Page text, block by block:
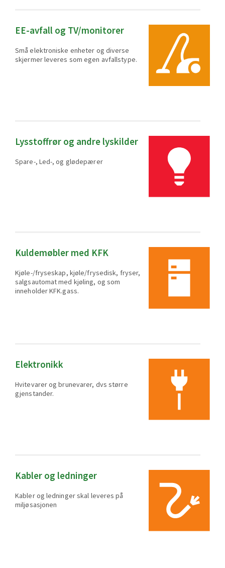
EE-avfall og TV/monitorer
Små elektroniske enheter og diverse
skjermer leveres som egen avfallstype.
Lysstoffrør og andre lyskilder
Spare-, Led-, og glødepærer
Kuldemøbler med KFK
Kjøle-/fryseskap, kjøle/frysedisk, fryser,
salgsautomat med kjøling, og som
inneholder KFK.gass.
Elektronikk
Hvitevarer og brunevarer, dvs større
gjenstander.
Kabler og ledninger
Kabler og ledninger skal leveres på
miljøsasjonen